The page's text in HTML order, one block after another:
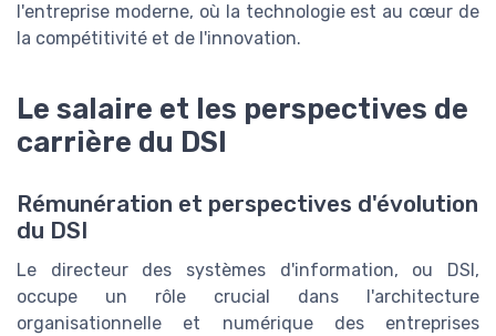
l'entreprise moderne, où la technologie est au cœur de
la compétitivité et de l'innovation.
Le salaire et les perspectives de
carrière du DSI
Rémunération et perspectives d'évolution
du DSI
Le directeur des systèmes d'information, ou DSI,
occupe un rôle crucial dans l'architecture
organisationnelle et numérique des entreprises